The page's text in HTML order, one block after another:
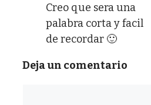
Creo que sera una
palabra corta y facil
de recordar 🙂
Deja un comentario